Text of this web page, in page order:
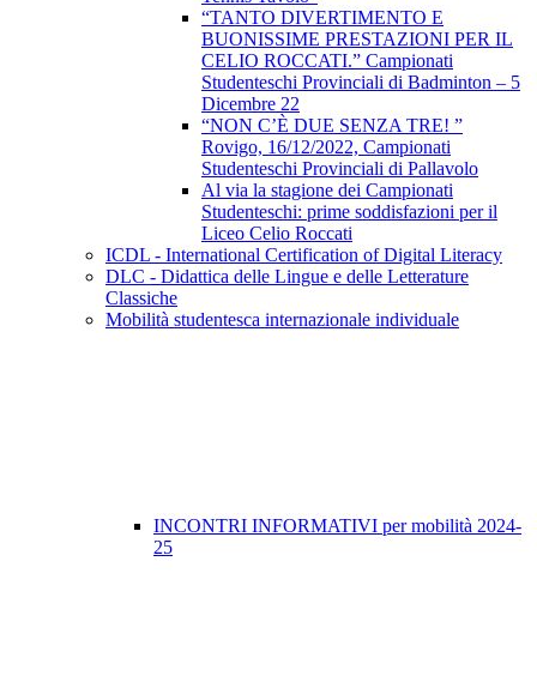
“TANTO DIVERTIMENTO E
BUONISSIME PRESTAZIONI PER IL
CELIO ROCCATI.” Campionati
Studenteschi Provinciali di Badminton – 5
Dicembre 22
“NON C’È DUE SENZA TRE! ”
Rovigo, 16/12/2022, Campionati
Studenteschi Provinciali di Pallavolo
Al via la stagione dei Campionati
Studenteschi: prime soddisfazioni per il
Liceo Celio Roccati
ICDL - International Certification of Digital Literacy
DLC - Didattica delle Lingue e delle Letterature
Classiche
Mobilità studentesca internazionale individuale
INCONTRI INFORMATIVI per mobilità 2024-
25